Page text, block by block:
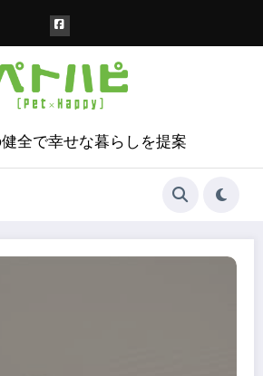
全で幸せな暮らしを提案